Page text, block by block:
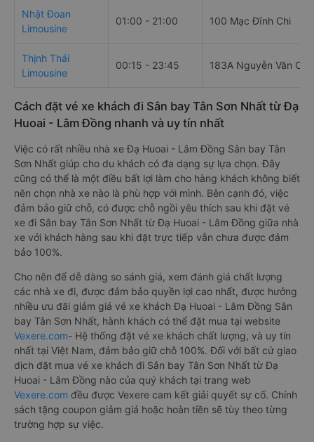
Nhật Đoan
Limousine
01:00 - 21:00 100 Mạc Đĩnh Chi
Thịnh Thái
Limousine
00:15 - 23:45 183A Nguyễn Văn Cừ
Cách đặt vé xe khách đi Sân bay Tân Sơn Nhất từ Đạ
Huoai - Lâm Đồng nhanh và uy tín nhất
Việc có rất nhiều nhà xe Đạ Huoai - Lâm Đồng Sân bay Tân
Sơn Nhất giúp cho du khách có đa dạng sự lựa chọn. Đây
cũng có thể là một điều bất lợi làm cho hàng khách không biết
nên chọn nhà xe nào là phù hợp với mình. Bên cạnh đó, việc
đảm bảo giữ chỗ, có được chỗ ngồi yêu thích sau khi đặt vé
xe đi Sân bay Tân Sơn Nhất từ Đạ Huoai - Lâm Đồng giữa nhà
xe với khách hàng sau khi đặt trực tiếp vẫn chưa được đảm
bảo 100%.
Cho nên để dễ dàng so sánh giá, xem đánh giá chất lượng
các nhà xe đi, được đảm bảo quyền lợi cao nhất, được hưởng
nhiều ưu đãi giảm giá vé xe khách Đạ Huoai - Lâm Đồng Sân
bay Tân Sơn Nhất, hành khách có thể đặt mua tại website
Vexere.com- Hệ thống đặt vé xe khách chất lượng, và uy tín
nhất tại Việt Nam, đảm bảo giữ chỗ 100%. Đối với bất cứ giao
dịch đặt mua vé xe khách đi Sân bay Tân Sơn Nhất từ Đạ
Huoai - Lâm Đồng nào của quý khách tại trang web
Vexere.com đều được Vexere cam kết giải quyết sự cố. Chính
sách tặng coupon giảm giá hoặc hoàn tiền sẽ tùy theo từng
trường hợp sự việc.